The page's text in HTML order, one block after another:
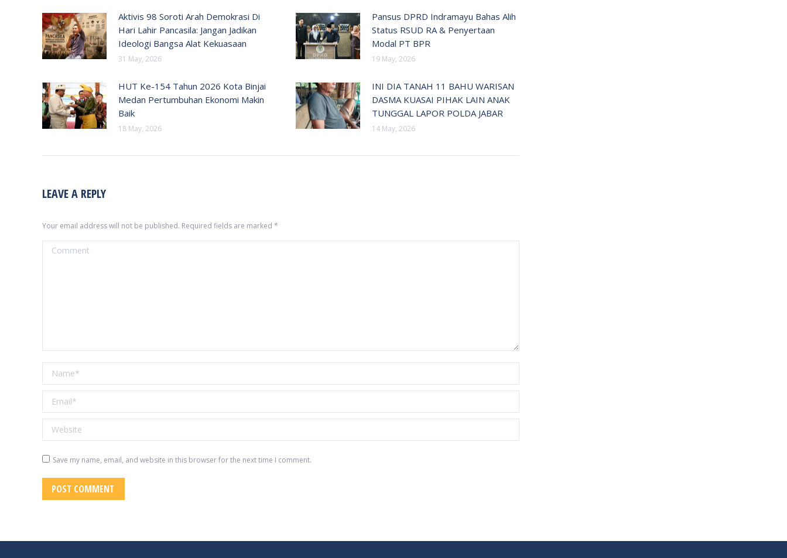
Aktivis 98 Soroti Arah Demokrasi Di
Hari Lahir Pancasila: Jangan Jadikan
Ideologi Bangsa Alat Kekuasaan
31 May, 2026
Pansus DPRD Indramayu Bahas Alih
Status RSUD RA & Penyertaan
Modal PT BPR
19 May, 2026
HUT Ke-154 Tahun 2026 Kota Binjai
Medan Pertumbuhan Ekonomi Makin
Baik
18 May, 2026
INI DIA TANAH 11 BAHU WARISAN
DASMA KUASAI PIHAK LAIN ANAK
TUNGGAL LAPOR POLDA JABAR
14 May, 2026
LEAVE A REPLY
Your email address will not be published. Required fields are marked *
Comment
Name *
Email *
Website
Save my name, email, and website in this browser for the next time I comment.
POST COMMENT